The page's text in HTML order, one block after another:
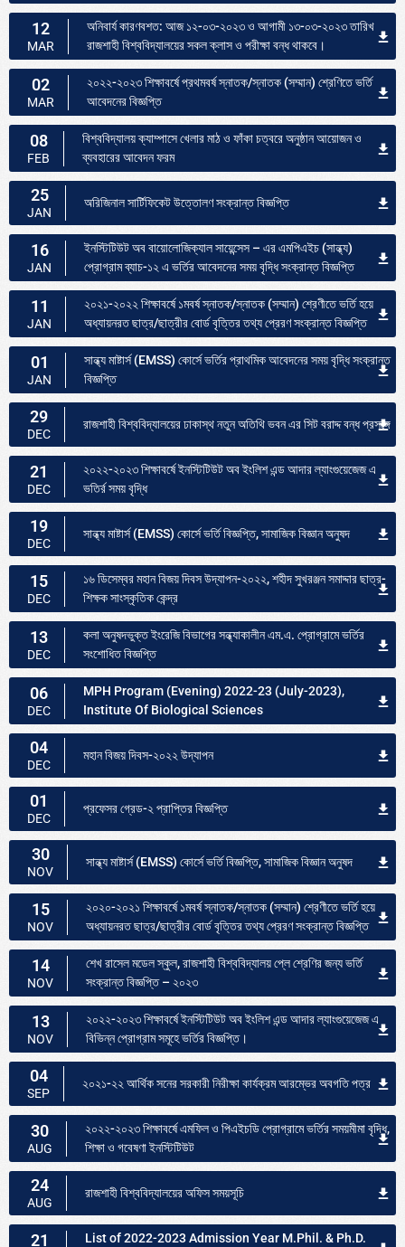
12
MAR
অনিবার্য কারণবশত: আজ ১২-০৩-২০২৩ ও আগামী ১৩-০৩-২০২৩ তারিখ
রাজশাহী বিশ্ববিদ্যালয়ের সকল ক্লাস ও পরীক্ষা বন্ধ থাকবে।
02
MAR
২০২২-২০২৩ শিক্ষাবর্ষে প্রথমবর্ষ স্নাতক/স্নাতক (সম্মান) শ্রেণিতে ভর্তি
আবেদনের বিজ্ঞপ্তি
08
FEB
বিশ্ববিদ্যালয় ক্যাম্পাসে খেলার মাঠ ও ফাঁকা চত্বরে অনুষ্ঠান আয়োজন ও
ব্যবহারের আবেদন ফরম
25
JAN
অরিজিনাল সার্টিফিকেট উত্তোলণ সংক্রান্ত বিজ্ঞপ্তি
16
JAN
ইনস্টিটিউট অব বায়োলোজিক্যাল সায়েন্সেস – এর এমপিএইচ (সান্ধ্য)
প্রোগ্রাম ব্যাচ-১২ এ ভর্তির আবেদনের সময় বৃদ্ধি সংক্রান্ত বিজ্ঞপ্তি
11
JAN
২০২১-২০২২ শিক্ষাবর্ষে ১মবর্ষ স্নাতক/স্নাতক (সম্মান) শ্রেণীতে ভর্তি হয়ে
অধ্যায়নরত ছাত্র/ছাত্রীর বোর্ড বৃত্তির তথ্য প্রেরণ সংক্রান্ত বিজ্ঞপ্তি
01
JAN
সান্ধ্য মাষ্টার্স (EMSS) কোর্সে ভর্তির প্রাথমিক আবেদনের সময় বৃদ্ধি সংক্রান্ত
বিজ্ঞপ্তি
29
DEC
রাজশাহী বিশ্ববিদ্যালয়ের ঢাকাস্থ নতুন অতিথি ভবন এর সিট বরাদ্দ বন্ধ প্রসঙ্গে
21
DEC
২০২২-২০২৩ শিক্ষাবর্ষে ইনস্টিটিউট অব ইংলিশ এন্ড আদার ল্যাংগুয়েজেজ এ
ভতির্র সময় বৃদ্ধি
19
DEC
সান্ধ্য মাষ্টার্স (EMSS) কোর্সে ভর্তি বিজ্ঞপ্তি, সামাজিক বিজ্ঞান অনুষদ
15
DEC
১৬ ডিসেম্বর মহান বিজয় দিবস উদ্যাপন-২০২২, শহীদ সুখরঞ্জন সমাদ্দার ছাত্র-
শিক্ষক সাংস্কৃতিক কেন্দ্র
13
DEC
কলা অনুষদভুক্ত ইংরেজি বিভাগের সন্ধ্যাকালীন এম.এ. প্রোগ্রামে ভর্তির
সংশোধিত বিজ্ঞপ্তি
06
DEC
MPH Program (Evening) 2022-23 (July-2023),
Institute Of Biological Sciences
04
DEC
মহান বিজয় দিবস-২০২২ উদ্যাপন
01
DEC
প্রফেসর গ্রেড-২ প্রাপ্তির বিজ্ঞপ্তি
30
NOV
সান্ধ্য মাষ্টার্স (EMSS) কোর্সে ভর্তি বিজ্ঞপ্তি, সামাজিক বিজ্ঞান অনুষদ
15
NOV
২০২০-২০২১ শিক্ষাবর্ষে ১মবর্ষ স্নাতক/স্নাতক (সম্মান) শ্রেণীতে ভর্তি হয়ে
অধ্যায়নরত ছাত্র/ছাত্রীর বোর্ড বৃত্তির তথ্য প্রেরণ সংক্রান্ত বিজ্ঞপ্তি
14
NOV
শেখ রাসেল মডেল স্কুল, রাজশাহী বিশ্ববিদ্যালয় প্লে শ্রেণির জন্য ভর্তি
সংক্রান্ত বিজ্ঞপ্তি – ২০২৩
13
NOV
২০২২-২০২৩ শিক্ষাবর্ষে ইনস্টিটিউট অব ইংলিশ এন্ড আদার ল্যাংগুয়েজেজ এ
বিভিন্ন প্রোগ্রাম সমূহে ভর্তির বিজ্ঞপ্তি।
04
SEP
২০২১-২২ আর্থিক সনের সরকারী নিরীক্ষা কার্যক্রম আরম্ভের অবগতি পত্র
30
AUG
২০২২-২০২৩ শিক্ষাবর্ষে এমফিল ও পিএইচডি প্রোগ্রামে ভর্তির সময়মীমা বৃদ্ধি,
শিক্ষা ও গবেষণা ইনস্টিটিউট
24
AUG
রাজশাহী বিশ্ববিদ্যালয়ের অফিস সময়সূচি
21 List of 2022-2023 Admission Year M.Phil. & Ph.D.